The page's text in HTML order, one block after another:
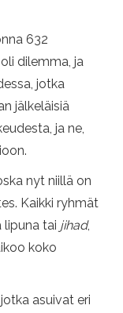
632
dilemma, ja
jotka
jälkeläisiä
ja ne,
nyt niillä on
Kaikki ryhmät
lipuna tai jihad,
koko
asuivat eri